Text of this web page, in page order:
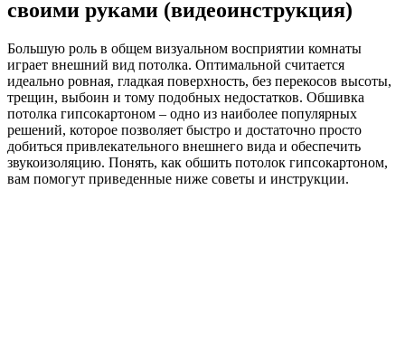
своими руками (видеоинструкция)
Большую роль в общем визуальном восприятии комнаты
играет внешний вид потолка. Оптимальной считается
идеально ровная, гладкая поверхность, без перекосов высоты,
трещин, выбоин и тому подобных недостатков. Обшивка
потолка гипсокартоном – одно из наиболее популярных
решений, которое позволяет быстро и достаточно просто
добиться привлекательного внешнего вида и обеспечить
звукоизоляцию. Понять, как обшить потолок гипсокартоном,
вам помогут приведенные ниже советы и инструкции.